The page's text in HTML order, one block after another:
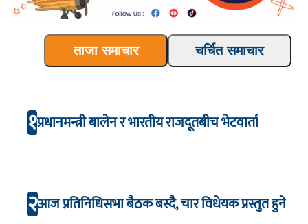
ताजा समाचार चर्चित समाचार
१प्रधानमन्त्री बालेन र भारतीय राजदूतबीच भेटवार्ता
२आज प्रतिनिधिसभा बैठक बस्दैै, चार विधेयक प्रस्तुत हुने